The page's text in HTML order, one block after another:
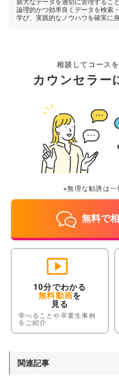
論理的かつ効率良くデータを検索
学び、実践的なノウハウを確実に
相談してコース
カウンセラー
※無理な勧誘は一
無料で
10分でわかる
無料動画を
見る
学べることや卒業生事例
をご紹介
関連記事